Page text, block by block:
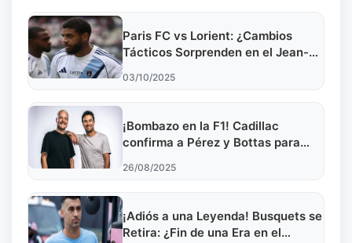
Paris FC vs Lorient: ¿Cambios
Tácticos Sorprenden en el Jean-
03/10/2025
¡Bombazo en la F1! Cadillac
confirma a Pérez y Bottas para
26/08/2025
¡Adiós a una Leyenda! Busquets se
Retira: ¿Fin de una Era en el